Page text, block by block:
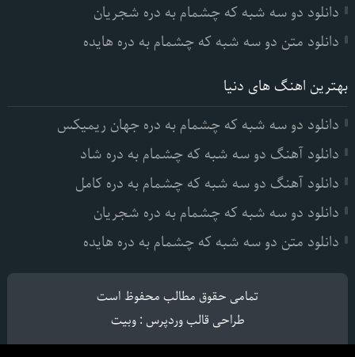
دانلود دو سه شبه که چشمام به دره شجریان
دانلود متن دو سه شبه که چشمام به دره هایده
بهترین اهنگ های دنیا
دانلود دو سه شبه که چشمام به دره جهان ریمیکس
دانلود آهنگ دو سه شبه که چشمام به دره شاد
دانلود آهنگ دو سه شبه که چشمام به دره کامل
دانلود دو سه شبه که چشمام به دره شجریان
دانلود متن دو سه شبه که چشمام به دره هایده
تمامی حقوق مطالب محفوظ است
طراحی قالب وردپرس:وبیت